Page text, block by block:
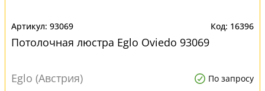
93069 16396
Потолочная люстра Eglo Oviedo 93069
Eglo (Австрия) По запросу